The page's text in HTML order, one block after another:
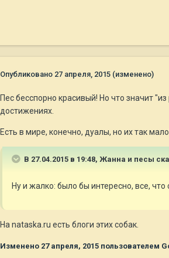
Опубликовано 27 апреля, 2015 (изменено)
Пес бесспорно красивый! Но что значит
достижениях.
Есть в мире, конечно, дуалы, но их так
В 27.04.2015 в 19:48, Жанна и песы
Ну и жалко: было бы интересно, все,
На nataska.ru есть блоги этих собак.
Изменено 27 апреля, 2015 пользователем